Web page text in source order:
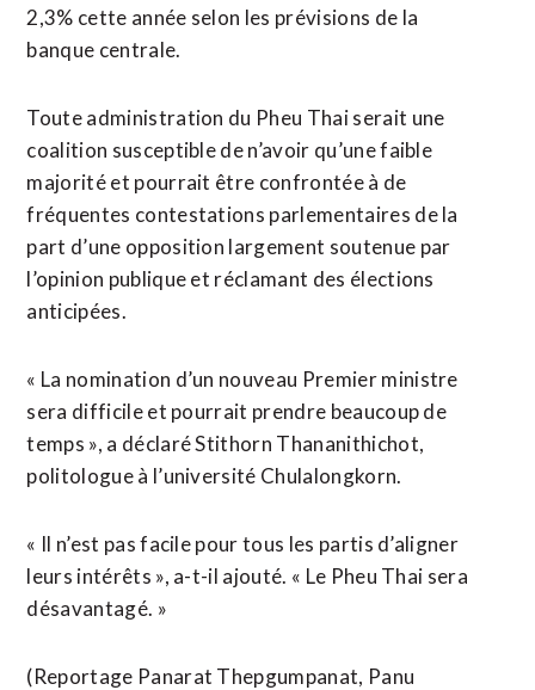
2,3% cette année selon les prévisions de la
banque centrale.
Toute administration du Pheu Thai serait une
coalition susceptible de n’avoir qu’une faible
majorité et pourrait être confrontée à de
fréquentes contestations parlementaires de la
part d’une opposition largement soutenue par
l’opinion publique et réclamant des élections
anticipées.
« La nomination d’un nouveau Premier ministre
sera difficile et pourrait prendre beaucoup de
temps », a déclaré Stithorn Thananithichot,
politologue à l’université Chulalongkorn.
« Il n’est pas facile pour tous les partis d’aligner
leurs intérêts », a-t-il ajouté. « Le Pheu Thai sera
désavantagé. »
(Reportage Panarat Thepgumpanat, Panu